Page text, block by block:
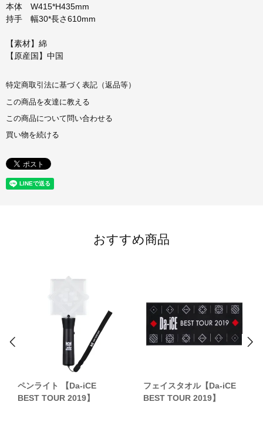
本体 W415*H435mm
持手 幅30*長さ610mm
【素材】綿
【原産国】中国
特定商取引法に基づく表記（返品等）
この商品を友達に教える
この商品について問い合わせる
買い物を続ける
おすすめ商品
ペンライト 【Da-iCE
BEST TOUR 2019】
フェイスタオル【Da-iCE
BEST TOUR 2019】